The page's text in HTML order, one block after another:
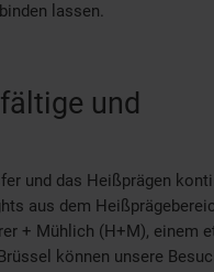
lassen.
und
und das Heißprägen
aus dem
+ Mühlich (H+M), einem
können unsere